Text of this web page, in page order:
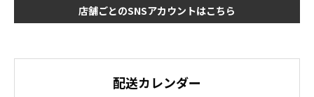
店舗ごとのSNSアカウントはこちら
配送カレンダー